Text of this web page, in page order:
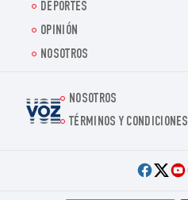
DEPORTES
OPINIÓN
NOSOTROS
Voz.us
NOSOTROS
TÉRMINOS Y CONDICIONES